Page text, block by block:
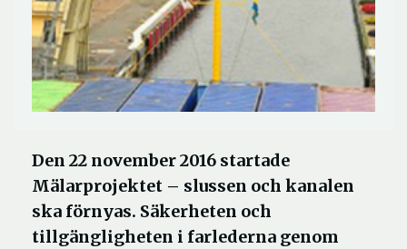
Den 22 november 2016 startade
Mälarprojektet – slussen och kanalen
ska förnyas. Säkerheten och
tillgängligheten i farlederna genom